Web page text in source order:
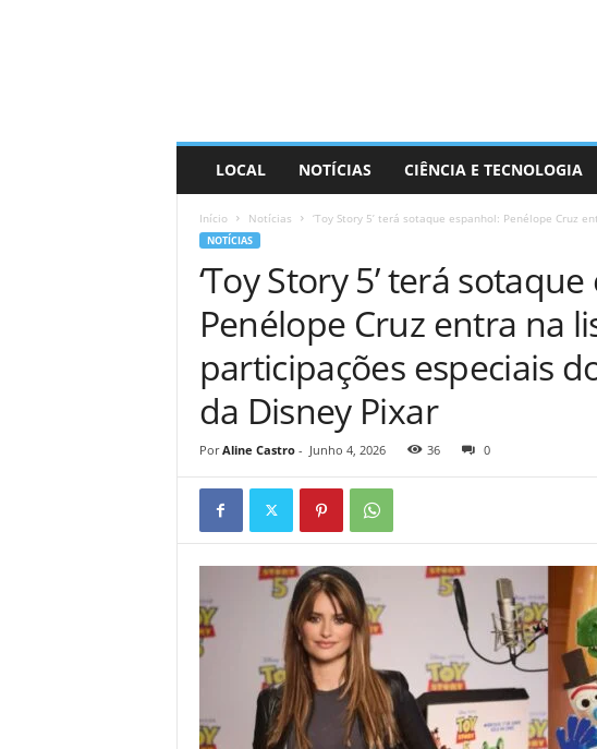
LOCAL NOTÍCIAS CIÊNCIA E TECNOLOGIA
Início Notícias ‘Toy Story 5’ terá sotaque espanhol: Penélope Cruz
NOTÍCIAS
‘Toy Story 5’ terá
Penélope Cruz entra na
participações especiais
da Disney Pixar
Por Aline Castro- Junho 4, 2026 36 0